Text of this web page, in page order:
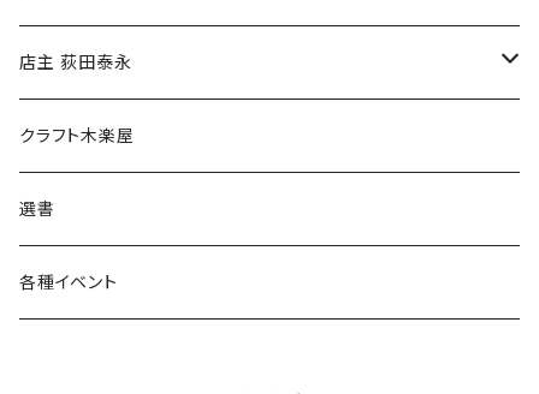
傘
食料品
その他
店主 荻田泰永
書籍
ウェア
クラフト木楽屋
選書
各種イベント